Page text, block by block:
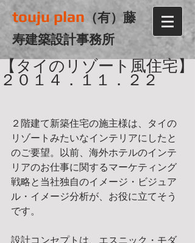
touju plan （有）藤
寿建築設計事務所
【タイのリゾート風住宅】
２０１４．１１．２２
２階建て新築住宅の施主様は、タイの
リゾートみたいなインテリアにしたと
のご要望。以前、海外ホテルのインテ
リアのお仕事に関するマーケティング
戦略と当社独自のイメージ・ビジュア
ル・イメージ分析が、お役に立てそう
です。
設計コンセプトは、エスニック・モダ